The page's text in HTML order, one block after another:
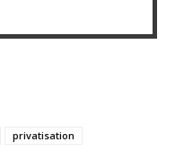
privatisation